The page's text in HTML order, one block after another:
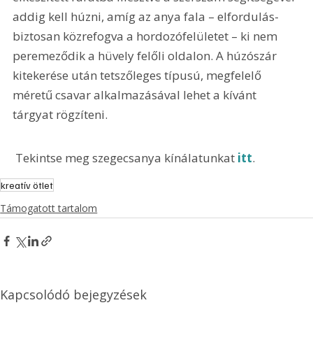
addig kell húzni, amíg az anya fala – elfordulás-
biztosan közrefogva a hordozófelületet – ki nem
peremeződik a hüvely felőli oldalon. A húzószár
kitekerése után tetszőleges típusú, megfelelő
méretű csavar alkalmazásával lehet a kívánt
tárgyat rögzíteni.
Tekintse meg szegecsanya kínálatunkat itt.
kreatív ötlet
Támogatott tartalom
Kapcsolódó bejegyzések